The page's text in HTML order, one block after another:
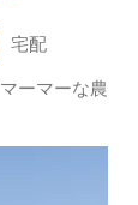
宅配
ーマーな農